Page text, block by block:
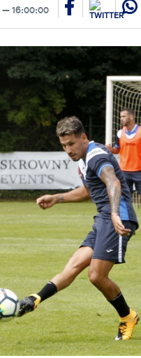
16:00:00